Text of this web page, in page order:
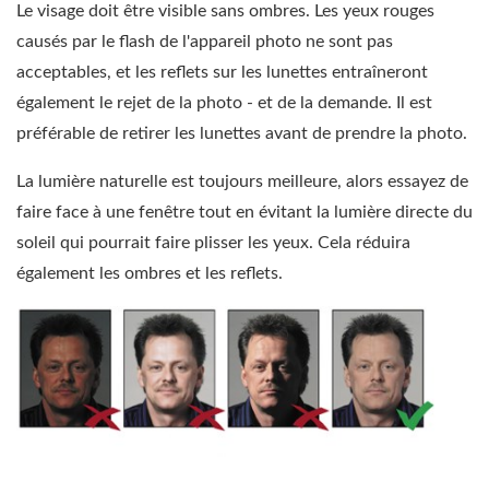
Le visage doit être visible sans ombres. Les yeux rouges
causés par le flash de l'appareil photo ne sont pas
acceptables, et les reflets sur les lunettes entraîneront
également le rejet de la photo - et de la demande. Il est
préférable de retirer les lunettes avant de prendre la photo.
La lumière naturelle est toujours meilleure, alors essayez de
faire face à une fenêtre tout en évitant la lumière directe du
soleil qui pourrait faire plisser les yeux. Cela réduira
également les ombres et les reflets.